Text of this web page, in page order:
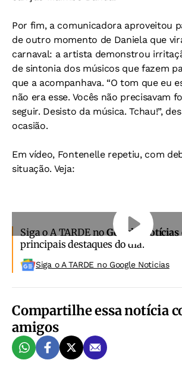
Por fim, a comunicadora aproveitou
de outro momento de Daniela que
carnaval: a artista demonstrou
de sintonia dos músicos que fazem
que a acompanhava. “O tom que eu
não era esse. Vocês não precisavam
seguir. Desisto da música. Tchau!”,
ocasião.
Em vídeo, Fontenelle repetiu, com
situação. Veja:
Siga o A TARDE noGoogle Notícias
principais destaques do dia.
Siga o A TARDE no Google Noticias
Compartilhe essa notícia
amigos